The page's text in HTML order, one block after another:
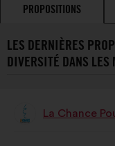
PROPOSITIONS
LES DERNIÈRES
DIVERSITÉ DANS LES
PropositionLa Chance